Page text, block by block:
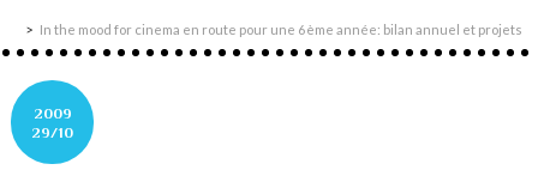
In the mood for cinema en route pour une 6ème année: bilan annuel et projets
2009
29/10